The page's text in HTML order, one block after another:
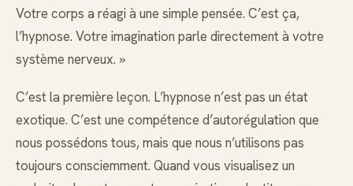
Votre corps a réagi à une simple pensée. C’est ça,
l’hypnose. Votre imagination parle directement à votre
système nerveux. »
C’est la première leçon. L’hypnose n’est pas un état
exotique. C’est une compétence d’autorégulation que
nous possédons tous, mais que nous n’utilisons pas
toujours consciemment. Quand vous visualisez un